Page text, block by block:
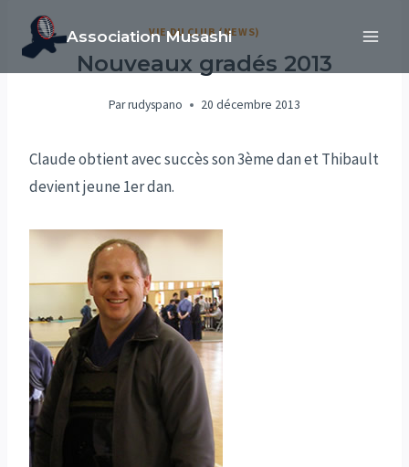
Association Musashi
VIE DU CLUB (NEWS)
Nouveaux gradés 2013
Parrudyspano 20 décembre 2013
Claude obtient avec succès son 3ème dan et Thibault
devient jeune 1er dan.